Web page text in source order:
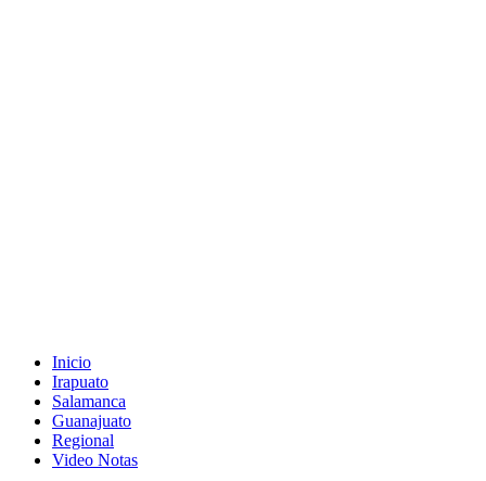
Inicio
Irapuato
Salamanca
Guanajuato
Regional
Video Notas